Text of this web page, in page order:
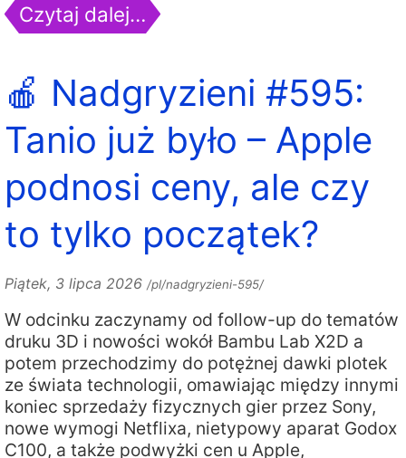
Czytaj dalej…
🍎 Nadgryzieni #595:
Tanio już było – Apple
podnosi ceny, ale czy
to tylko początek?
Piątek, 3 lipca 2026 /pl/nadgryzieni-595/
W odcinku zaczynamy od follow-up do tematów
druku 3D i nowości wokół Bambu Lab X2D a
potem przechodzimy do potężnej dawki plotek
ze świata technologii, omawiając między innymi
koniec sprzedaży fizycznych gier przez Sony,
nowe wymogi Netflixa, nietypowy aparat Godox
C100, a także podwyżki cen u Apple,